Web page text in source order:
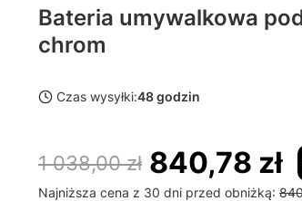
Bateria umywalkowa
chrom
Czas wysyłki:48 godzin
1 038,00 zł 840,78 zł
Najniższa cena z 30 dni przed obniżką: